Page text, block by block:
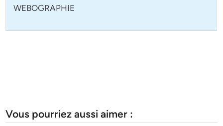
WEBOGRAPHIE
Vous pourriez aussi aimer :